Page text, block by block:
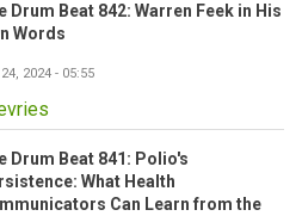
Drum Beat 842: Warren Feek in His
Words
2024 - 05:55
Drum Beat 841: Polio's
What Health
Can Learn from the